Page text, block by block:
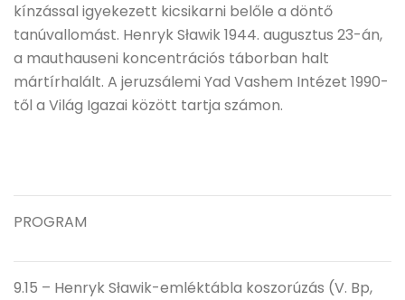
kínzással igyekezett kicsikarni belőle a döntő
tanúvallomást. Henryk Sławik 1944. augusztus 23-án,
a mauthauseni koncentrációs táborban halt
mártírhalált. A jeruzsálemi Yad Vashem Intézet 1990-
től a Világ Igazai között tartja számon.
PROGRAM
9.15 – Henryk Sławik-emléktábla koszorúzás (V. Bp,